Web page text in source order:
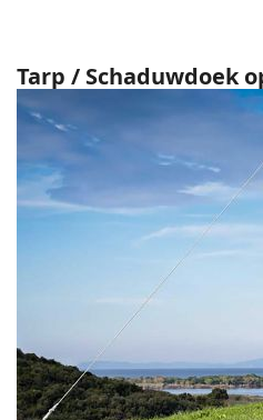
Tarp / Schaduwdoek